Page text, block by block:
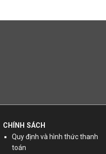
CHÍNH SÁCH
Quy định và hình thức thanh
toán